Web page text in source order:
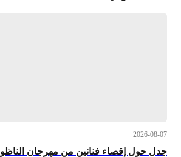
2026-08-07
جدل حول إقصاء فنانين من مهرجان